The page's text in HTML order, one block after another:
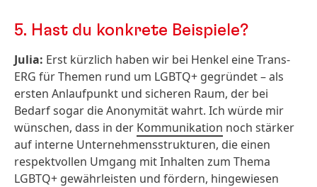
5. Hast du konkrete Beispiele?
Julia: Erst kürzlich haben wir bei Henkel eine Trans-
ERG für Themen rund um LGBTQ+ gegründet – als
ersten Anlaufpunkt und sicheren Raum, der bei
Bedarf sogar die Anonymität wahrt. Ich würde mir
wünschen, dass in der Kommunikation noch stärker
auf interne Unternehmensstrukturen, die einen
respektvollen Umgang mit Inhalten zum Thema
LGBTQ+ gewährleisten und fördern, hingewiesen